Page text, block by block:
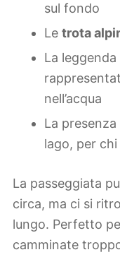
sul fondo
Le trota
La leggenda
nell’acqua
La
lago, per
La passeggiata
circa, ma ci si
lungo. Perfetto
camminate